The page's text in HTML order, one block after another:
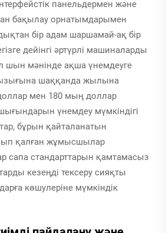
панельдермен және
бақылау орнатымдарымен
бір адам шаршамай-ақ бір
дейінгі әртүрлі машиналарды
шын мәнінде ақша үнемдеуге
шаққанда жылына
мен 180 мың доллар
үнемдеу мүмкіндігі
бұрын қайталанатын
қалған жұмысшылар
сапа стандарттарын қамтамасыз
кезеңді тексеру сияқты
көшулеріне мүмкіндік